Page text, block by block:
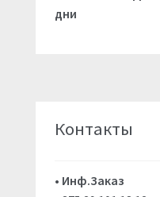
дни
Контакты
• Инф.Заказ